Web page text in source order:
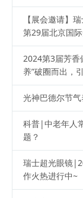
【展会邀请】
第29届北京国际
2024第3届芳香
养”破圈而出，
光神巴德尔节
科普|中老年人
题？
瑞士超光眼镜
作火热进行中~